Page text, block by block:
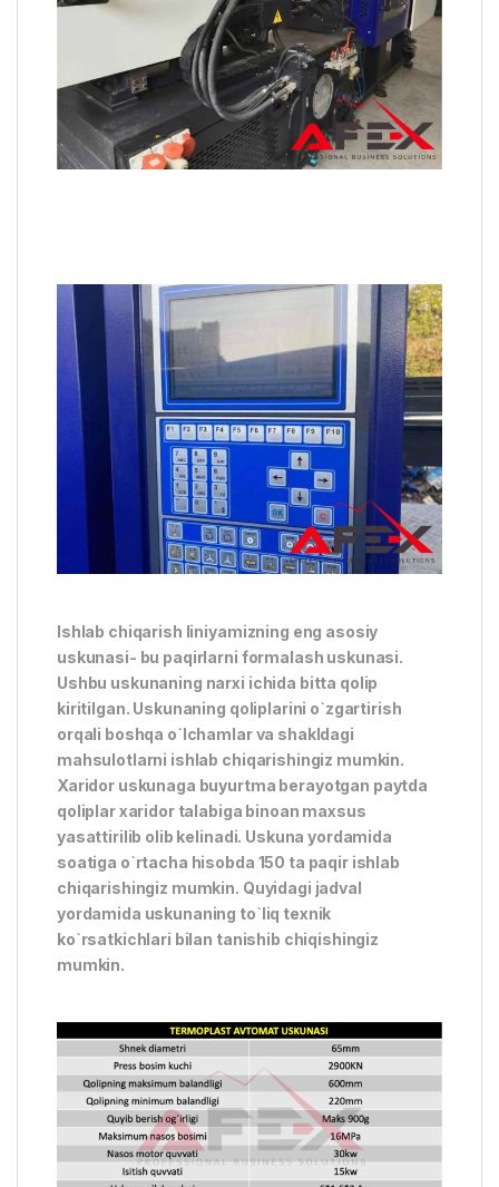
Ishlab chiqarish liniyamizning eng asosiy
uskunasi- bu paqirlarni formalash uskunasi.
Ushbu uskunaning narxi ichida bitta qolip
kiritilgan. Uskunaning qoliplarini o`zgartirish
orqali boshqa o`lchamlar va shakldagi
mahsulotlarni ishlab chiqarishingiz mumkin.
Xaridor uskunaga buyurtma berayotgan paytda
qoliplar xaridor talabiga binoan maxsus
yasattirilib olib kelinadi. Uskuna yordamida
soatiga o`rtacha hisobda 150 ta paqir ishlab
chiqarishingiz mumkin. Quyidagi jadval
yordamida uskunaning to`liq texnik
ko`rsatkichlari bilan tanishib chiqishingiz
mumkin.